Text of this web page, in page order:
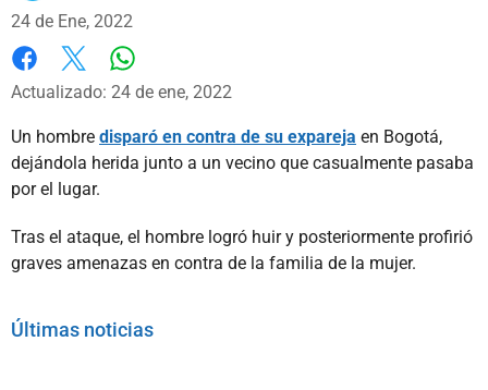
24 de Ene, 2022
Facebook
X
Actualizado: 24 de ene, 2022
Un hombre disparó en contra de su expareja en Bogotá,
dejándola herida junto a un vecino que casualmente pasaba
por el lugar.
Tras el ataque, el hombre logró huir y posteriormente profirió
graves amenazas en contra de la familia de la mujer.
Últimas noticias